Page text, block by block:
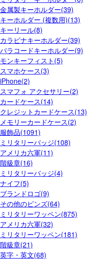
金属製キーホルダー(39)
キーホルダー (複数用)(13)
キーリール(8)
カラビナキーホルダー(39)
パラコードキーホルダー(9)
モンキーフィスト(5)
スマホケース(3)
iPhone(2)
スマフォ アクセサリー(2)
カードケース(14)
クレジットカードケース(13)
メモリーカードケース(2)
服飾品(1091)
ミリタリーバッジ(108)
アメリカ六軍(11)
階級章(16)
ミリタリーバッジ(4)
ナイフ(5)
ブランドロゴ(9)
その他のピンズ(64)
ミリタリーワッペン(875)
アメリカ六軍(32)
ミリタリーワッペン(181)
階級章(21)
英字・英文(68)